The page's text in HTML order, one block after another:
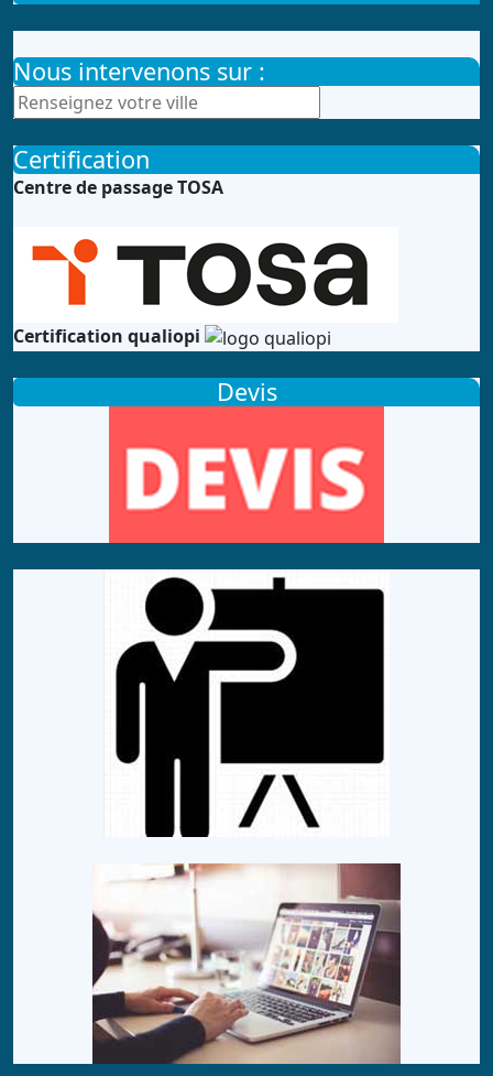
Nous intervenons sur :
Certification
Centre de passage TOSA
Certification qualiopi
Devis